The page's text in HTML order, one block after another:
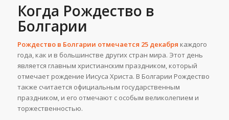
Когда Рождество в
Болгарии
Рождество в Болгарии отмечается 25 декабря каждого
года, как и в большинстве других стран мира. Этот день
является главным христианским праздником, который
отмечает рождение Иисуса Христа. В Болгарии Рождество
также считается официальным государственным
праздником, и его отмечают с особым великолепием и
торжественностью.